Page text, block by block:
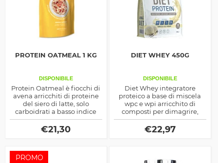
PROTEIN OATMEAL 1 KG
DISPONIBILE
Protein Oatmeal è fiocchi di
avena arricchiti di proteine
del siero di latte, solo
carboidrati a basso indice
glicemico e fibra alimentare
al 6%, ideale per colazione o
anche negli spuntini
€21,30
DIET WHEY 450G
DISPONIBILE
Diet Whey integratore
proteico a base di miscela
wpc e wpi arricchito di
composti per dimagrire,
carnitina, cla e te verde,
questo prodotto è ottimo
prima e dopo l'allenamento
€22,97
PROMO